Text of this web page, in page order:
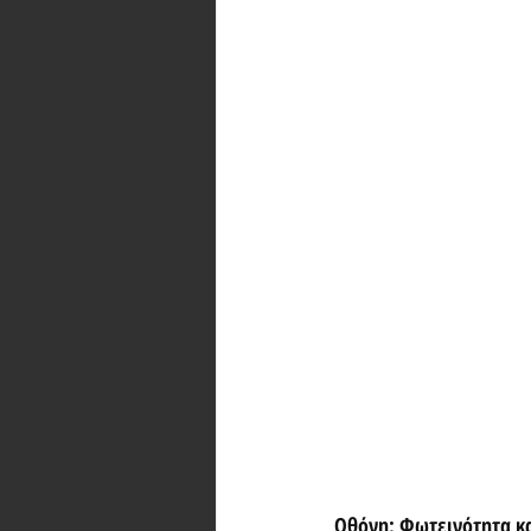
Οθόνη: Φωτεινότητα